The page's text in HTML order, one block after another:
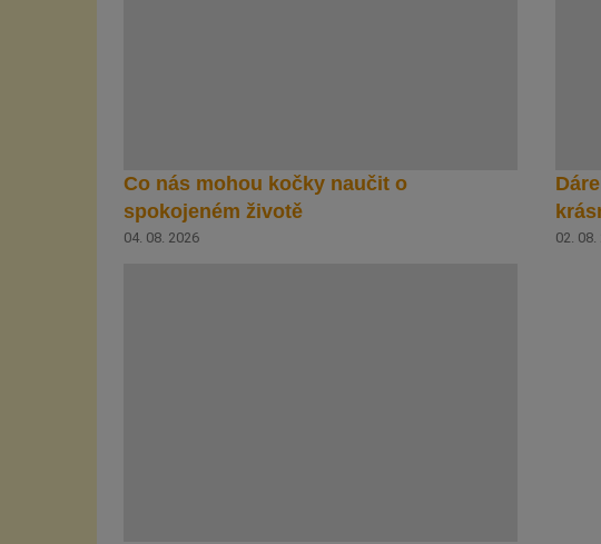
Co nás mohou kočky naučit o
spokojeném životě
04. 08. 2026 02. 08.